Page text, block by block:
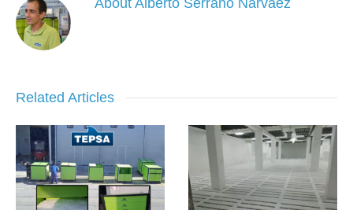
About Alberto Serrano Narváez
Related Articles